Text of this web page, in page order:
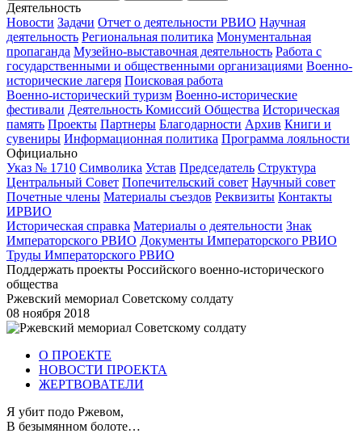
Деятельность
Новости Задачи Отчет о деятельности РВИО Научная
деятельность Региональная политика Монументальная
пропаганда Музейно-выставочная деятельность Работа с
государственными и общественными организациями Военно-
исторические лагеря Поисковая работа
Военно-исторический туризм Военно-исторические
фестивали Деятельность Комиссий Общества Историческая
память Проекты Партнеры Благодарности Архив Книги и
сувениры Информационная политика Программа лояльности
Официально
Указ № 1710 Символика Устав Председатель Структура
Центральный Совет Попечительский совет Научный совет
Почетные члены Материалы съездов Реквизиты Контакты
ИРВИО
Историческая справка Материалы о деятельности Знак
Императорского РВИО Документы Императорского РВИО
Труды Императорского РВИО
Поддержать проекты Российского военно-исторического
общества
Ржевский мемориал Советскому солдату
08 ноября 2018
О ПРОЕКТЕ
НОВОСТИ ПРОЕКТА
ЖЕРТВОВАТЕЛИ
Я убит подо Ржевом,
В безымянном болоте…